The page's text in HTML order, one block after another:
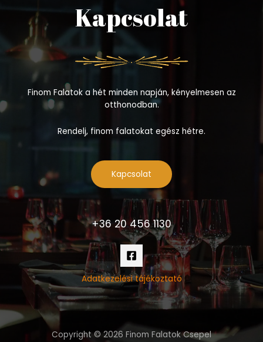
Kapcsolat
Finom Falatok a hét minden napján, kényelmesen az
otthonodban.
Rendelj, finom falatokat egész hétre.
Kapcsolat
+36 20 456 1130
Adatkezelési tájékoztató
Copyright © 2026 Finom Falatok Csepel